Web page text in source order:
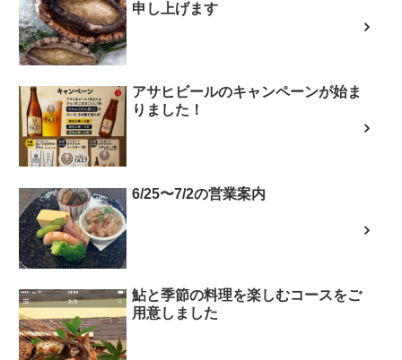
申し上げます
アサヒビールのキャンペーンが始ま
りました！
6/25〜7/2の営業案内
鮎と季節の料理を楽しむコースをご
用意しました